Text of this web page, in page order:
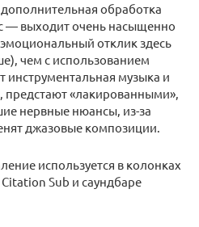
обработка
— выходит очень насыщенно
отклик здесь
чем с использованием
инструментальная музыка и
предстают «лакированными»,
нервные нюансы, из-за
джазовые композиции.
используется в колонках
Sub и саундбаре